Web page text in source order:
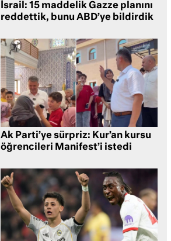
İsrail: 15 maddelik Gazze planını
reddettik, bunu ABD’ye bildirdik
Ak Parti’ye sürpriz: Kur’an kursu
öğrencileri Manifest’i istedi